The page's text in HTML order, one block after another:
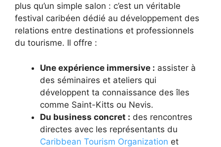
plus qu’un simple salon : c’est un véritable
festival caribéen dédié au développement des
relations entre destinations et professionnels
du tourisme. Il offre :
Une expérience immersive : assister à
des séminaires et ateliers qui
développent ta connaissance des îles
comme Saint-Kitts ou Nevis.
Du business concret : des rencontres
directes avec les représentants du
Caribbean Tourism Organization et